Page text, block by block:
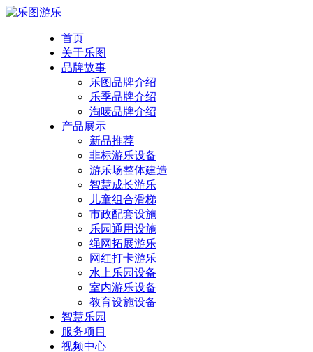
首页
关于乐图
品牌故事
乐图品牌介绍
乐季品牌介绍
淘唛品牌介绍
产品展示
新品推荐
非标游乐设备
游乐场整体建造
智慧成长游乐
儿童组合滑梯
市政配套设施
乐园通用设施
绳网拓展游乐
网红打卡游乐
水上乐园设备
室内游乐设备
教育设施设备
智慧乐园
服务项目
视频中心